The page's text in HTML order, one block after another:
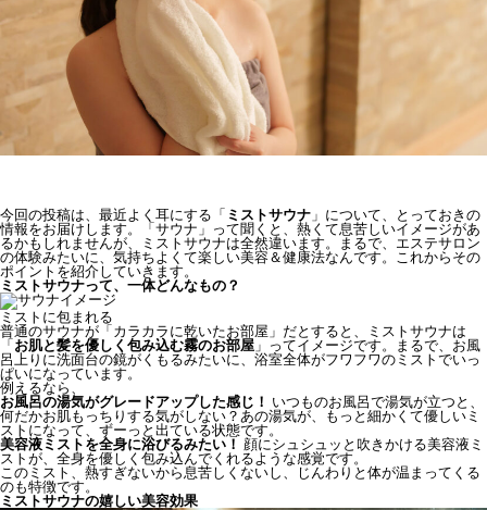
今回の投稿は、最近よく耳にする「 ミストサウナ 」について、とっておきの
情報をお届けします。「サウナ」って聞くと、熱くて息苦しいイメージがあ
るかもしれませんが、ミストサウナは全然違います。まるで、エステサロン
の体験みたいに、気持ちよくて楽しい美容＆健康法なんです。これからその
ポイントを紹介していきます。
ミストサウナって、一体どんなもの？
ミストに包まれる
普通のサウナが「カラカラに乾いたお部屋」だとすると、ミストサウナは
「 お肌と髪を優しく包み込む霧のお部屋 」ってイメージです。まるで、お風
呂上りに洗面台の鏡がくもるみたいに、浴室全体がフワフワのミストでいっ
ぱいになっています。
例えるなら、
お風呂の湯気がグレードアップした感じ！ いつものお風呂で湯気が立つと、
何だかお肌もっちりする気がしない？あの湯気が、もっと細かくて優しいミ
ストになって、ずーっと出ている状態です。
美容液ミストを全身に浴びるみたい！ 顔にシュシュッと吹きかける美容液ミ
ストが、全身を優しく包み込んでくれるような感覚です。
このミスト、熱すぎないから息苦しくないし、じんわりと体が温まってくる
のも特徴です。
ミストサウナの嬉しい美容効果